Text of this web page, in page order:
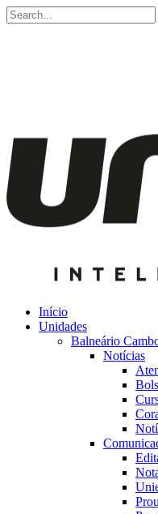
Início
Unidades
Balneário
Notícias